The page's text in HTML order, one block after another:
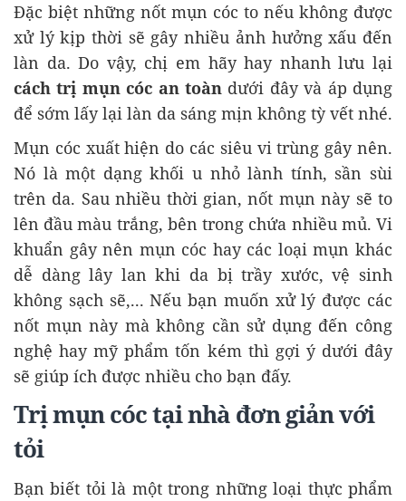
Đặc biệt những nốt mụn cóc to nếu không được
xử lý kịp thời sẽ gây nhiều ảnh hưởng xấu đến
làn da. Do vậy, chị em hãy hay nhanh lưu lại
cách trị mụn cóc an toàn dưới đây và áp dụng
để sớm lấy lại làn da sáng mịn không tỳ vết nhé.
Mụn cóc xuất hiện do các siêu vi trùng gây nên.
Nó là một dạng khối u nhỏ lành tính, sần sùi
trên da. Sau nhiều thời gian, nốt mụn này sẽ to
lên đầu màu trắng, bên trong chứa nhiều mủ. Vi
khuẩn gây nên mụn cóc hay các loại mụn khác
dễ dàng lây lan khi da bị trầy xước, vệ sinh
không sạch sẽ,... Nếu bạn muốn xử lý được các
nốt mụn này mà không cần sử dụng đến công
nghệ hay mỹ phẩm tốn kém thì gợi ý dưới đây
sẽ giúp ích được nhiều cho bạn đấy.
Trị mụn cóc tại nhà đơn giản với
tỏi
Bạn biết tỏi là một trong những loại thực phẩm